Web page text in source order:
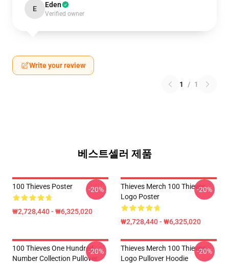
E Eden
Verified owner
Write your review
1 / 1
베스트셀러 제품
100 Thieves Poster
₩2,728,440 - ₩6,325,020
-20%
Thieves Merch 100 Thieves
Logo Poster
₩2,728,440 - ₩6,325,020
-20%
100 Thieves One Hundred
Number Collection Pullover
-20%
Thieves Merch 100 Thieves
Logo Pullover Hoodie
-20%